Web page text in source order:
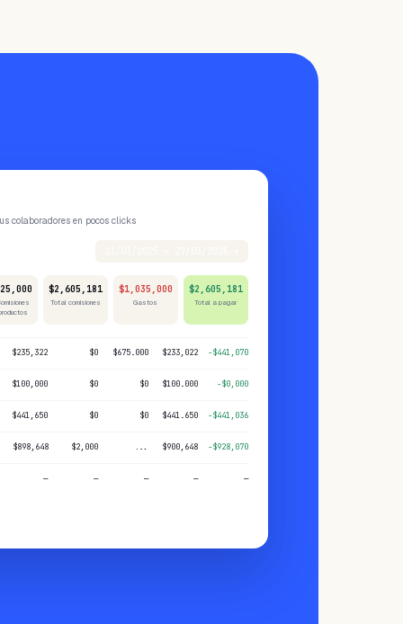
colaboradores en pocos clicks
$2,605,181
Total comisiones
$1,035,000
Gastos
$2,605,181
Total a pagar
$235,322 $0 $675.000 $233,022 -$441,070
$100,000 $0 $0 $100.000 -$0,000
$441,650 $0 $0 $441.650 -$441,036
$898,648 $2,000 ... $900,648 -$928,070
— — — — —